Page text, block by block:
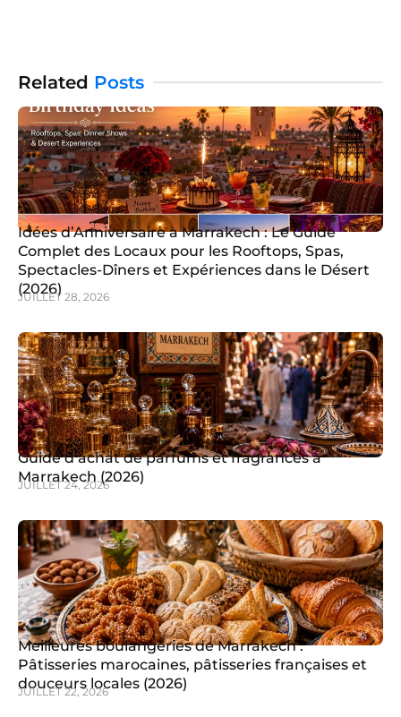
voyageurs et
Related Posts
Idées d’Anniversaire à Marrakech : Le Guide
Complet des Locaux pour les Rooftops, Spas,
Spectacles-Dîners et Expériences dans le Désert
(2026)
JUILLET 28, 2026
Guide d’achat de parfums et fragrances à
Marrakech (2026)
JUILLET 24, 2026
Meilleures boulangeries de Marrakech :
Pâtisseries marocaines, pâtisseries françaises et
douceurs locales (2026)
JUILLET 22, 2026